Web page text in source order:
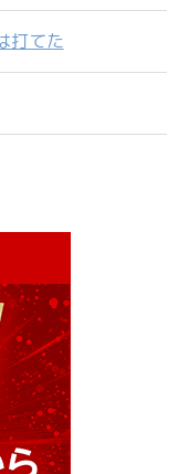
打てた